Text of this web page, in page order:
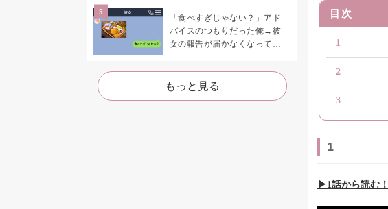
「食べすぎじゃない？」アド
バイスのつもりだった俺→彼
女の報告が届かなくなって、
た
もっと見る
目次
1
2
3
1
▶︎1話から読む！